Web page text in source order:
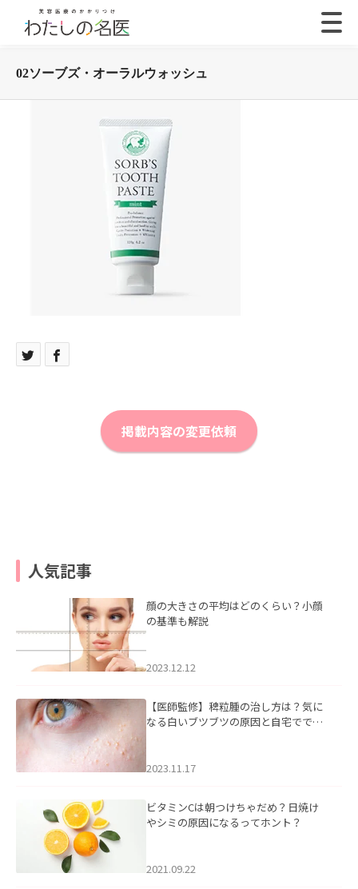
02ソーブズ・オーラルウォッシュ
掲載内容の変更依頼
人気記事
顔の大きさの平均はどのくらい？小顔
の基準も解説
2023.12.12
【医師監修】稗粒腫の治し方は？気に
なる白いブツブツの原因と自宅ででき
2023.11.17
ビタミンCは朝つけちゃだめ？日焼け
やシミの原因になるってホント？
2021.09.22